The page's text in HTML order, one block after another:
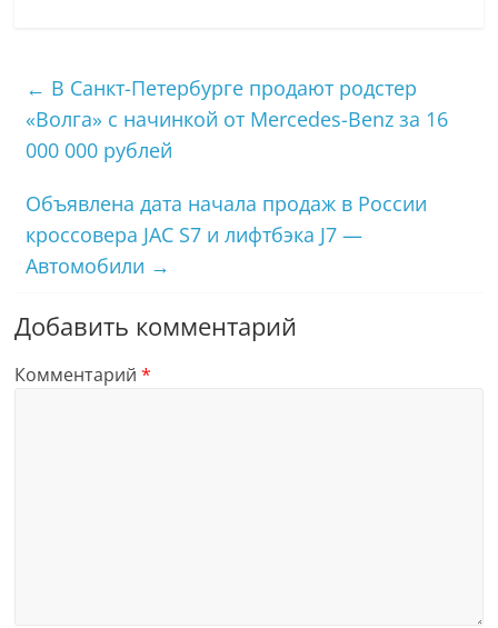
← В Санкт-Петербурге продают родстер
«Волга» с начинкой от Mercedes-Benz за 16
000 000 рублей
Объявлена дата начала продаж в России
кроссовера JAC S7 и лифтбэка J7 —
Автомобили →
Добавить комментарий
Комментарий*